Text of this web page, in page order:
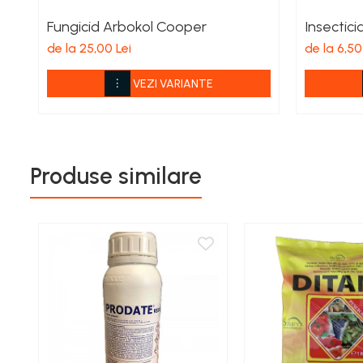
Plite si arzatoare
Masini de tocat si de carnati
Sanitare
Organizare
Incalzire, Climatizare Instalatii
Aeroterme si Convectori
Incalzire pe Lemne
Racorduri si Furtunuri Gaz
Cablu si prelungitoare
Echipamente iluminare
Fungicid Arbokol Cooper
de la 25,00 Lei
VEZI VARIANTE
de la 6,50
Produse similare